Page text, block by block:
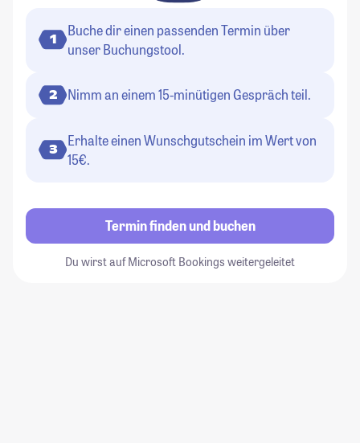
1
Buche dir einen passenden Termin über
unser Buchungstool.
2 Nimm an einem 15-minütigen Gespräch teil.
3
Erhalte einen Wunschgutschein im Wert von
15€.
Termin finden und buchen
Du wirst auf Microsoft Bookings weitergeleitet